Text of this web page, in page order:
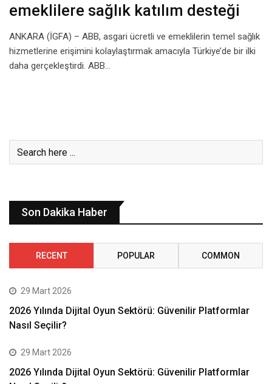
emeklilere sağlık katılım desteği
ANKARA (İGFA) – ABB, asgari ücretli ve emeklilerin temel sağlık
hizmetlerine erişimini kolaylaştırmak amacıyla Türkiye’de bir ilki
daha gerçekleştirdi. ABB…
Son Dakika Haber
RECENT POPULAR COMMON
29 Mart 2026
2026 Yılında Dijital Oyun Sektörü: Güvenilir Platformlar
Nasıl Seçilir?
29 Mart 2026
2026 Yılında Dijital Oyun Sektörü: Güvenilir Platformlar